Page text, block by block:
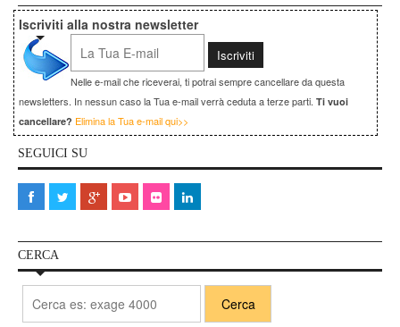
Iscriviti alla nostra newsletter
Nelle e-mail che riceverai, ti potrai sempre cancellare da questa
newsletters. In nessun caso la Tua e-mail verrà ceduta a terze parti. Ti vuoi
cancellare? Elimina la Tua e-mail qui>>
SEGUICI SU
CERCA